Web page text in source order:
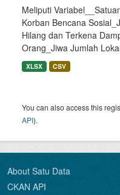
Meliputi
Korban Bencana
Hilang dan Terkena
Orang_Jiwa Jumlah
XLSX CSV
You can also access this
API).
About Satu Data
CKAN API